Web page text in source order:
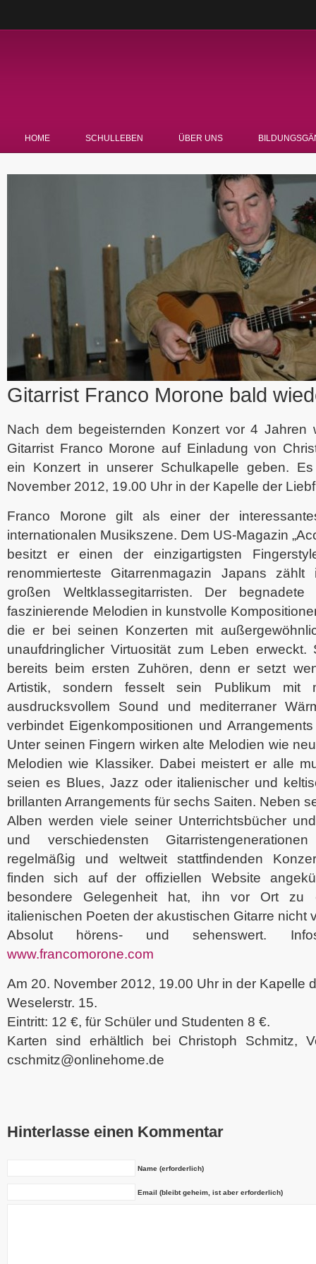
HOME SCHULLEBEN ÜBER UNS
Gitarrist Franco Morone bald
Nach dem begeisternden Konzert vor 4 Jahren
Gitarrist Franco Morone auf Einladung von
ein Konzert in unserer Schulkapelle geben.
November 2012, 19.00 Uhr in der Kapelle der
Franco Morone gilt als einer der
internationalen Musikszene. Dem US-Magazin
besitzt er einen der einzigartigsten
renommierteste Gitarrenmagazin Japans
großen Weltklassegitarristen. Der begnadete
faszinierende Melodien in kunstvolle
die er bei seinen Konzerten mit
unaufdringlicher Virtuosität zum Leben erweckt.
bereits beim ersten Zuhören, denn er setzt
Artistik, sondern fesselt sein Publikum mit
ausdrucksvollem Sound und mediterraner
verbindet Eigenkompositionen und
Unter seinen Fingern wirken alte Melodien wie
Melodien wie Klassiker. Dabei meistert er alle
seien es Blues, Jazz oder italienischer und
brillanten Arrangements für sechs Saiten. Neben
Alben werden viele seiner Unterrichtsbücher
und verschiedensten
regelmäßig und weltweit stattfindenden
finden sich auf der offiziellen Website
besondere Gelegenheit hat, ihn vor Ort zu
italienischen Poeten der akustischen Gitarre nicht
Absolut hörens- und sehenswert.
www.francomorone.com
Am 20. November 2012, 19.00 Uhr in der Kapelle
Weselerstr. 15.
Eintritt: 12 €, für Schüler und Studenten 8 €.
Karten sind erhältlich bei Christoph Schmitz,
cschmitz@onlinehome.de
Hinterlasse einen Kommentar
Name (erforderlich)
Email (bleibt geheim, ist aber erforderlich)